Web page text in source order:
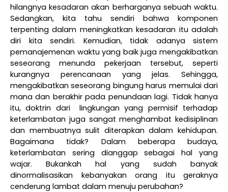
hilangnya kesadaran akan berharganya sebuah waktu.
Sedangkan, kita tahu sendiri bahwa komponen
terpenting dalam meningkatkan kesadaran itu adalah
diri kita sendiri. Kemudian, tidak adanya sistem
pemanajemenan waktu yang baik juga mengakibatkan
seseorang menunda pekerjaan tersebut, seperti
kurangnya perencanaan yang jelas. Sehingga,
mengakibatkan seseorang bingung harus memulai dari
mana dan berakhir pada penundaan lagi. Tidak hanya
itu, doktrin dari
lingkungan yang permisif terhadap
keterlambatan juga sangat menghambat kedisiplinan
dan membuatnya sulit diterapkan dalam kehidupan.
Bagaimana tidak? Dalam beberapa budaya,
keterlambatan sering dianggap sebagai hal yang
wajar. Bukankah hal yang sudah banyak
dinormalisasikan kebanyakan orang itu geraknya
cenderung lambat dalam menuju perubahan?